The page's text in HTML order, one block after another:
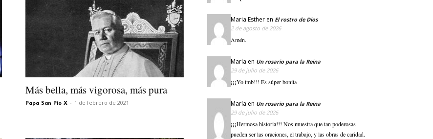
Más bella, más vigorosa, más pura
Papa San Pío X - 1 de febrero de 2021
Maria Esther en El rostro de Dios
2 de agosto de 2026
Amén.
María en Un rosario para la Reina
29 de julio de 2026
¡¡¡Yo tmb!!! Es súper bonita
María en Un rosario para la Reina
29 de julio de 2026
¡¡¡Hermosa historia!!! Nos muestra que tan poderosas
pueden ser las oraciones, el trabajo, y las obras de caridad.